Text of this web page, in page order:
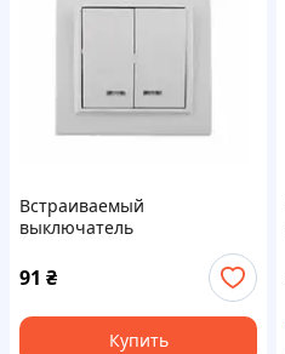
Встраиваемый
выключатель
подсветкой 10А,
термопластик, белый IP20
91 ₴
Купить